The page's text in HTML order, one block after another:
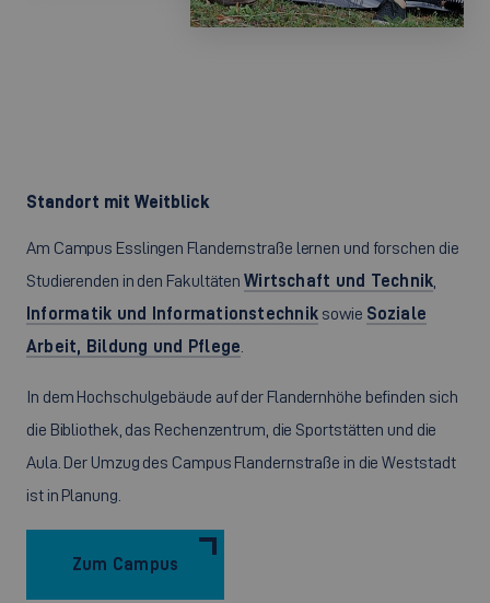
Standort mit Weitblick
Am Campus Esslingen Flandernstraße lernen und forschen die
Studierenden in den FakultätenWirtschaft und Technik
Informatik und Informationstechnik sowie Soziale
Arbeit, Bildung und Pflege
In dem Hochschulgebäude auf der Flandernhöhe befinden sich
die Bibliothek, das Rechenzentrum, die Sportstätten und die
Aula. Der Umzug des Campus Flandernstraße in die Weststadt
ist in Planung.
Zum Campus